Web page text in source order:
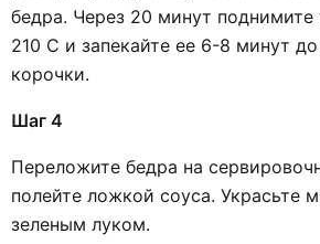
бедра. Через 20 минут поднимите
210 С и запекайте ее 6-8 минут
корочки.
Шаг 4
Переложите бедра на
полейте ложкой соуса. Украсьте
зеленым луком.